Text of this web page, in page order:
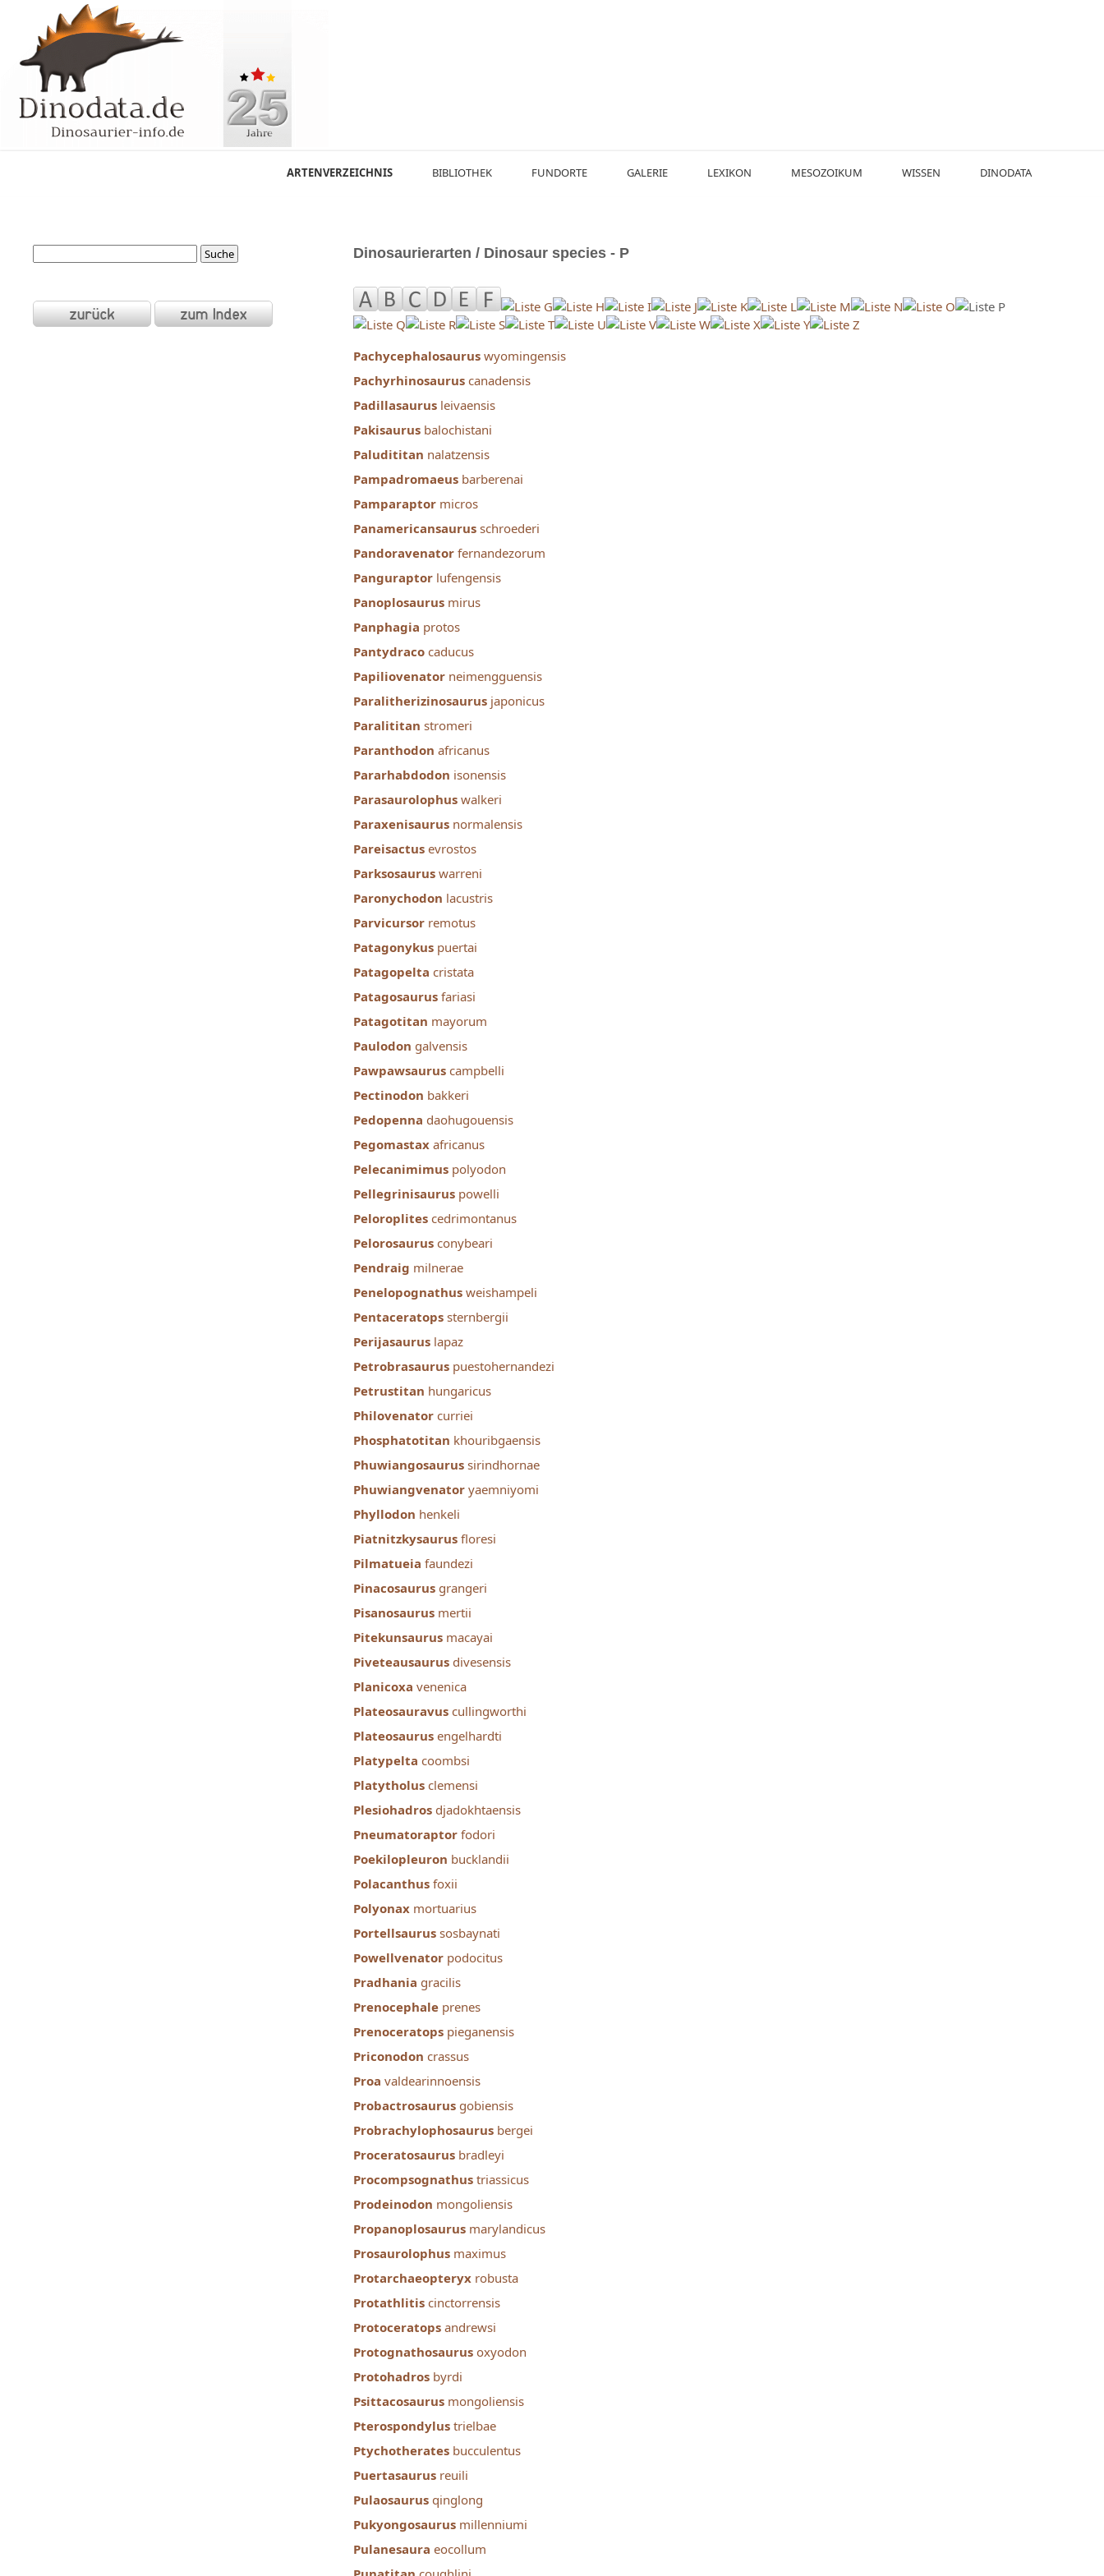
ARTENVERZEICHNIS BIBLIOTHEK FUNDORTE GALERIE LEXIKON MESOZOIKUM WISSEN DINODATA
Dinosaurierarten / Dinosaur species - P
Pachycephalosaurus wyomingensis
Pachyrhinosaurus canadensis
Padillasaurus leivaensis
Pakisaurus balochistani
Paludititan nalatzensis
Pampadromaeus barberenai
Pamparaptor micros
Panamericansaurus schroederi
Pandoravenator fernandezorum
Panguraptor lufengensis
Panoplosaurus mirus
Panphagia protos
Pantydraco caducus
Papiliovenator neimengguensis
Paralitherizinosaurus japonicus
Paralititan stromeri
Paranthodon africanus
Pararhabdodon isonensis
Parasaurolophus walkeri
Paraxenisaurus normalensis
Pareisactus evrostos
Parksosaurus warreni
Paronychodon lacustris
Parvicursor remotus
Patagonykus puertai
Patagopelta cristata
Patagosaurus fariasi
Patagotitan mayorum
Paulodon galvensis
Pawpawsaurus campbelli
Pectinodon bakkeri
Pedopenna daohugouensis
Pegomastax africanus
Pelecanimimus polyodon
Pellegrinisaurus powelli
Peloroplites cedrimontanus
Pelorosaurus conybeari
Pendraig milnerae
Penelopognathus weishampeli
Pentaceratops sternbergii
Perijasaurus lapaz
Petrobrasaurus puestohernandezi
Petrustitan hungaricus
Philovenator curriei
Phosphatotitan khouribgaensis
Phuwiangosaurus sirindhornae
Phuwiangvenator yaemniyomi
Phyllodon henkeli
Piatnitzkysaurus floresi
Pilmatueia faundezi
Pinacosaurus grangeri
Pisanosaurus mertii
Pitekunsaurus macayai
Piveteausaurus divesensis
Planicoxa venenica
Plateosauravus cullingworthi
Plateosaurus engelhardti
Platypelta coombsi
Platytholus clemensi
Plesiohadros djadokhtaensis
Pneumatoraptor fodori
Poekilopleuron bucklandii
Polacanthus foxii
Polyonax mortuarius
Portellsaurus sosbaynati
Powellvenator podocitus
Pradhania gracilis
Prenocephale prenes
Prenoceratops pieganensis
Priconodon crassus
Proa valdearinnoensis
Probactrosaurus gobiensis
Probrachylophosaurus bergei
Proceratosaurus bradleyi
Procompsognathus triassicus
Prodeinodon mongoliensis
Propanoplosaurus marylandicus
Prosaurolophus maximus
Protarchaeopteryx robusta
Protathlitis cinctorrensis
Protoceratops andrewsi
Protognathosaurus oxyodon
Protohadros byrdi
Psittacosaurus mongoliensis
Pterospondylus trielbae
Ptychotherates bucculentus
Puertasaurus reuili
Pulaosaurus qinglong
Pukyongosaurus millenniumi
Pulanesaura eocollum